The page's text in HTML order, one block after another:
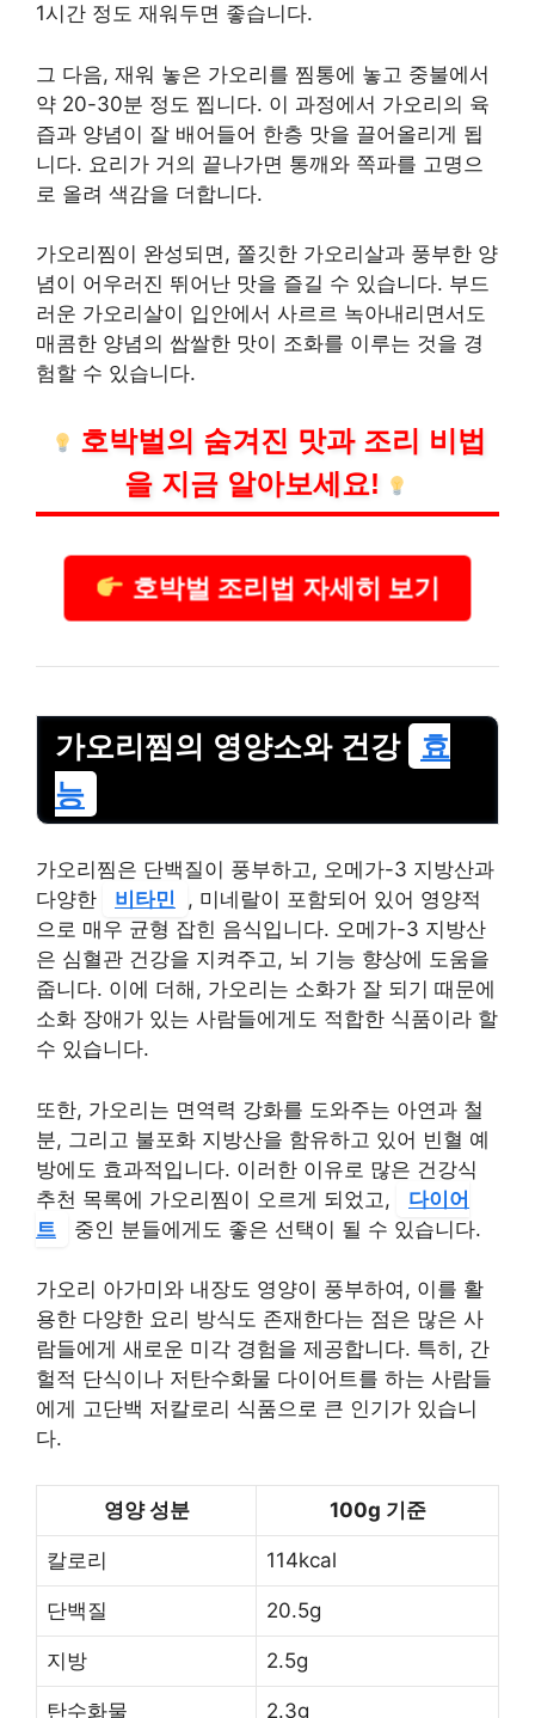
1시간 정도 재워두면 좋습니다.
그 다음, 재워 놓은 가오리를 찜통에 놓고 중불에서
약 20-30분 정도 찝니다. 이 과정에서 가오리의 육
즙과 양념이 잘 배어들어 한층 맛을 끌어올리게 됩
니다. 요리가 거의 끝나가면 통깨와 쪽파를 고명으
로 올려 색감을 더합니다.
가오리찜이 완성되면, 쫄깃한 가오리살과 풍부한 양
념이 어우러진 뛰어난 맛을 즐길 수 있습니다. 부드
러운 가오리살이 입안에서 사르르 녹아내리면서도
매콤한 양념의 쌉쌀한 맛이 조화를 이루는 것을 경
험할 수 있습니다.
호박벌의 숨겨진 맛과 조리 비법
을 지금 알아보세요!
호박벌 조리법 자세히 보기
가오리찜의 영양소와 건강
효
능
가오리찜은 단백질이 풍부하고, 오메가-3 지방산과
다양한
비타민
, 미네랄이 포함되어 있어 영양적
으로 매우 균형 잡힌 음식입니다. 오메가-3 지방산
은 심혈관 건강을 지켜주고, 뇌 기능 향상에 도움을
줍니다. 이에 더해, 가오리는 소화가 잘 되기 때문에
소화 장애가 있는 사람들에게도 적합한 식품이라 할
수 있습니다.
또한, 가오리는 면역력 강화를 도와주는 아연과 철
분, 그리고 불포화 지방산을 함유하고 있어 빈혈 예
방에도 효과적입니다. 이러한 이유로 많은 건강식
추천 목록에 가오리찜이 오르게 되었고,
다이어
트
중인 분들에게도 좋은 선택이 될 수 있습니다.
가오리 아가미와 내장도 영양이 풍부하여, 이를 활
용한 다양한 요리 방식도 존재한다는 점은 많은 사
람들에게 새로운 미각 경험을 제공합니다. 특히, 간
헐적 단식이나 저탄수화물 다이어트를 하는 사람들
에게 고단백 저칼로리 식품으로 큰 인기가 있습니
다.
영양 성분 100g 기준
칼로리 114kcal
단백질 20.5g
지방 2.5g
탄수화물 2.3g